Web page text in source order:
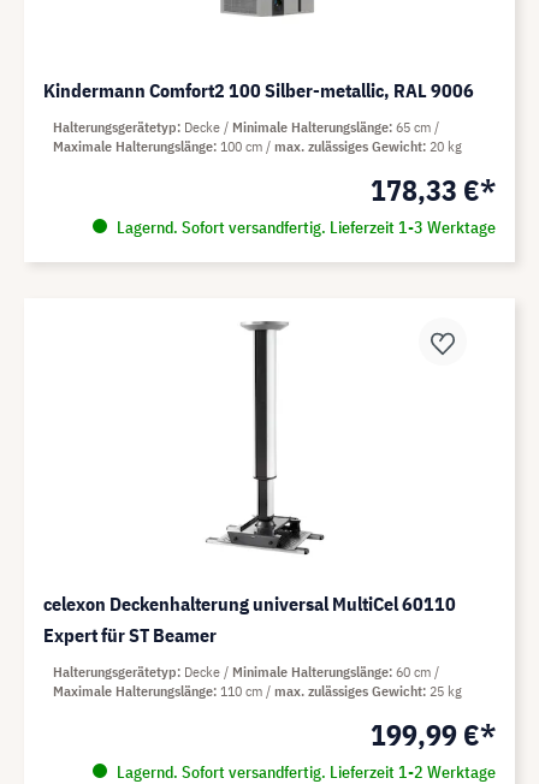
Kindermann Comfort2 100 Silber-metallic, RAL 9006
178,33 €*
Lagernd. Sofort versandfertig. Lieferzeit 1-3 Werktage
Halterungsgerätetyp Decke Minimale Halterungslänge 65 cm
Maximale Halterungslänge 100 cm max. zulässiges Gewicht 20 kg
celexon Deckenhalterung universal MultiCel 60110
Expert für ST Beamer
199,99 €*
Lagernd. Sofort versandfertig. Lieferzeit 1-2 Werktage
Halterungsgerätetyp Decke Minimale Halterungslänge 60 cm
Maximale Halterungslänge 110 cm max. zulässiges Gewicht 25 kg